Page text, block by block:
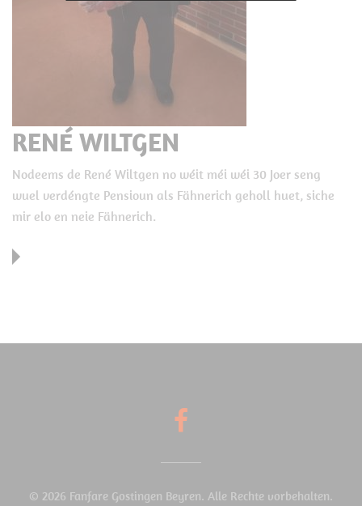
RENÉ WILTGEN
Nodeems de René Wiltgen no wéit méi wéi 30 Joer seng
wuel verdéngte Pensioun als Fähnerich geholl huet, siche
mir elo en neie Fähnerich.
© 2026 Fanfare Gostingen Beyren. Alle Rechte vorbehalten.